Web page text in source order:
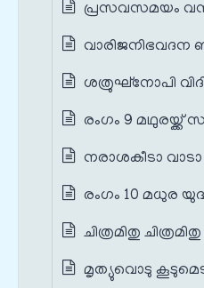
പ്രസവസമയം
വാരിജനിഭവദന
ശത്രുഘ്നോപി
രംഗം 9 മഥുരയ്ക്ക്
നരാശകീടാ
രംഗം 10 മധുര
ചിത്രമിതു ചിത്രമിതു
മൃത്യുവൊടു